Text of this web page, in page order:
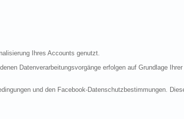
Ihres Accounts genutzt.
Datenverarbeitungsvorgänge erfolgen auf Grundlage
und den Facebook-Datenschutzbestimmungen.